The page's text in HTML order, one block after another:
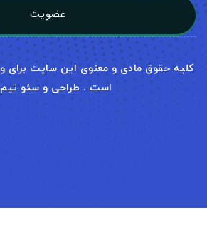
عضویت
حقوق مادی و معنوی این سایت برای ویرا
است . طراحی و سئو تیم تارا